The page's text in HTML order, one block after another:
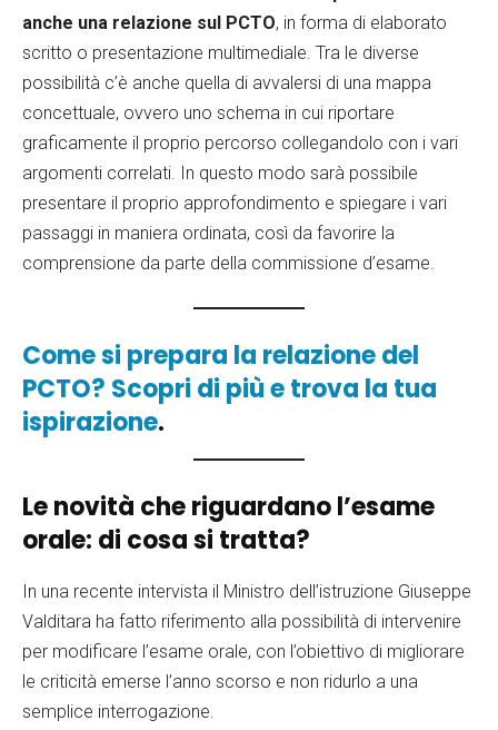
anche una relazione sul PCTO, in forma di elaborato
scritto o presentazione multimediale. Tra le diverse
possibilità c’è anche quella di avvalersi di una mappa
concettuale, ovvero uno schema in cui riportare
graficamente il proprio percorso collegandolo con i vari
argomenti correlati. In questo modo sarà possibile
presentare il proprio approfondimento e spiegare i vari
passaggi in maniera ordinata, così da favorire la
comprensione da parte della commissione d’esame.
Come si prepara la relazione del
PCTO? Scopri di più e trova la tua
ispirazione.
Le novità che riguardano l’esame
orale: di cosa si tratta?
In una recente intervista il Ministro dell’istruzione Giuseppe
Valditara ha fatto riferimento alla possibilità di intervenire
per modificare l’esame orale, con l’obiettivo di migliorare
le criticità emerse l’anno scorso e non ridurlo a una
semplice interrogazione.